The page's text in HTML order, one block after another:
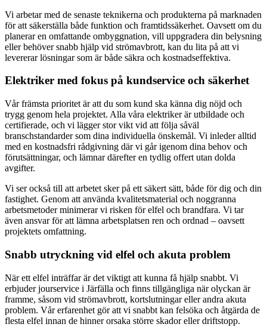
Vi arbetar med de senaste teknikerna och produkterna på marknaden
för att säkerställa både funktion och framtidssäkerhet. Oavsett om du
planerar en omfattande ombyggnation, vill uppgradera din belysning
eller behöver snabb hjälp vid strömavbrott, kan du lita på att vi
levererar lösningar som är både säkra och kostnadseffektiva.
Elektriker med fokus på kundservice och säkerhet
Vår främsta prioritet är att du som kund ska känna dig nöjd och
trygg genom hela projektet. Alla våra elektriker är utbildade och
certifierade, och vi lägger stor vikt vid att följa såväl
branschstandarder som dina individuella önskemål. Vi inleder alltid
med en kostnadsfri rådgivning där vi går igenom dina behov och
förutsättningar, och lämnar därefter en tydlig offert utan dolda
avgifter.
Vi ser också till att arbetet sker på ett säkert sätt, både för dig och din
fastighet. Genom att använda kvalitetsmaterial och noggranna
arbetsmetoder minimerar vi risken för elfel och brandfara. Vi tar
även ansvar för att lämna arbetsplatsen ren och ordnad – oavsett
projektets omfattning.
Snabb utryckning vid elfel och akuta problem
När ett elfel inträffar är det viktigt att kunna få hjälp snabbt. Vi
erbjuder jourservice i Järfälla och finns tillgängliga när olyckan är
framme, såsom vid strömavbrott, kortslutningar eller andra akuta
problem. Vår erfarenhet gör att vi snabbt kan felsöka och åtgärda de
flesta elfel innan de hinner orsaka större skador eller driftstopp.